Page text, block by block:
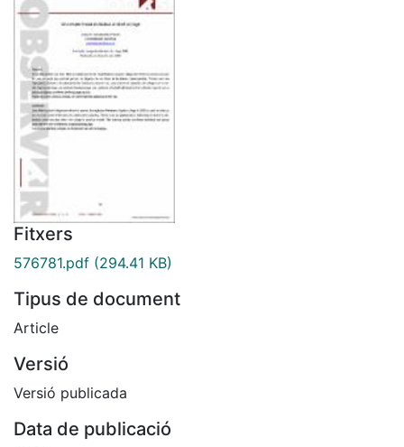
Fitxers
576781.pdf (294.41 KB)
Tipus de document
Article
Versió
Versió publicada
Data de publicació